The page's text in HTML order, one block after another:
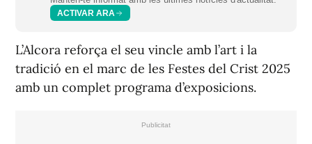
ACTIVAR ARA
L’Alcora reforça el seu vincle amb l’art i la
tradició en el marc de les Festes del Crist 2025
amb un complet programa d’exposicions.